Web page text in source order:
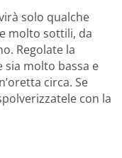
solo qualche
molto sottili, da
Regolate la
molto bassa e
circa. Se
con la